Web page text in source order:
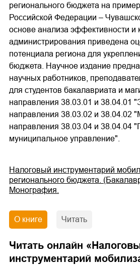
регионального бюджета на
Российской Федерации –
основе анализа эффективности и
администрирования приведена
потенциала региона для
бюджета. Научное издание
научных работников,
для студентов бакалавриата и
направления 38.03.01 и 38.04.01
направления 38.03.02 и 38.04.02
направления 38.03.04 и 38.04.04
муниципальное управление".
Налоговый инструментарий
регионального бюджета.
Монография.
О книге Читать
Читать онлайн «
инструментарий